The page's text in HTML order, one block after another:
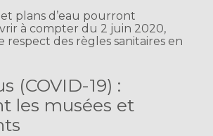
et plans d’eau pourront
à compter du 2 juin 2020,
respect des règles sanitaires en
(COVID-19) :
les musées et